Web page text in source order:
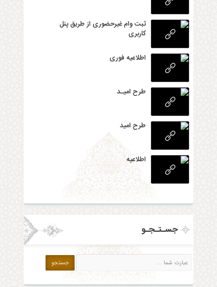
ثبت وام غیرحضوری از طریق پنل
کاربری
اطلاعیه فوری
طرح امیـد
طرح امید
اطلاعیه
جسـتـجـو